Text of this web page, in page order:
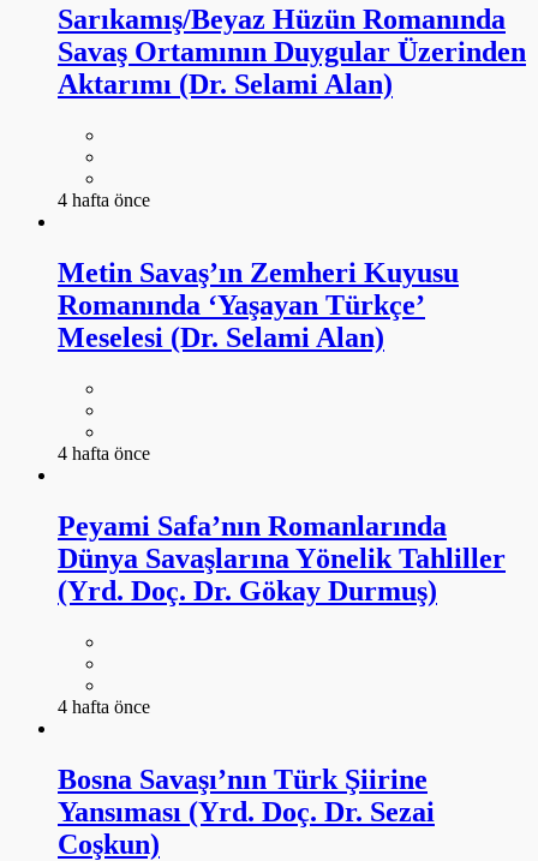
Sarıkamış/Beyaz Hüzün Romanında
Savaş Ortamının Duygular Üzerinden
Aktarımı (Dr. Selami Alan)
4 hafta önce
Metin Savaş’ın Zemheri Kuyusu
Romanında ‘Yaşayan Türkçe’
Meselesi (Dr. Selami Alan)
4 hafta önce
Peyami Safa’nın Romanlarında
Dünya Savaşlarına Yönelik Tahliller
(Yrd. Doç. Dr. Gökay Durmuş)
4 hafta önce
Bosna Savaşı’nın Türk Şiirine
Yansıması (Yrd. Doç. Dr. Sezai
Coşkun)